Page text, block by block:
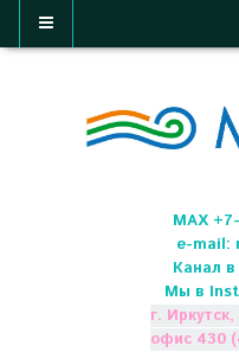
МАХ
e-mail:
Канал
Мы в
г.
офис 430